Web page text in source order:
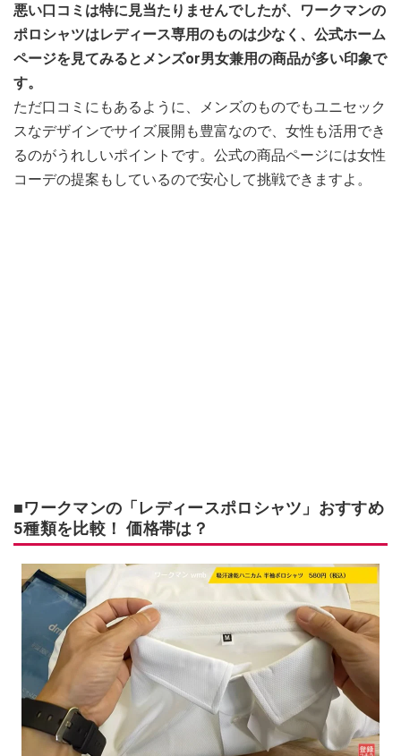
悪い口コミは特に見当たりませんでしたが、ワークマンの
ポロシャツはレディース専用のものは少なく、公式ホーム
ページを見てみるとメンズor男女兼用の商品が多い印象で
す。
ただ口コミにもあるように、メンズのものでもユニセック
スなデザインでサイズ展開も豊富なので、女性も活用でき
るのがうれしいポイントです。公式の商品ページには女性
コーデの提案もしているので安心して挑戦できますよ。
■ワークマンの「レディースポロシャツ」おすすめ
5種類を比較！ 価格帯は？